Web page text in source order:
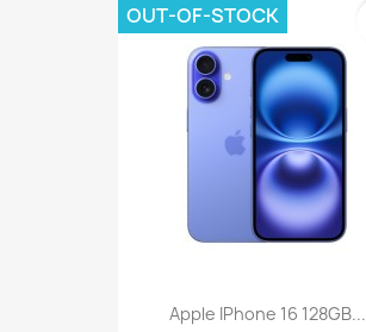
Apple IPhone 16 128GB...
OUT-OF-STOCK